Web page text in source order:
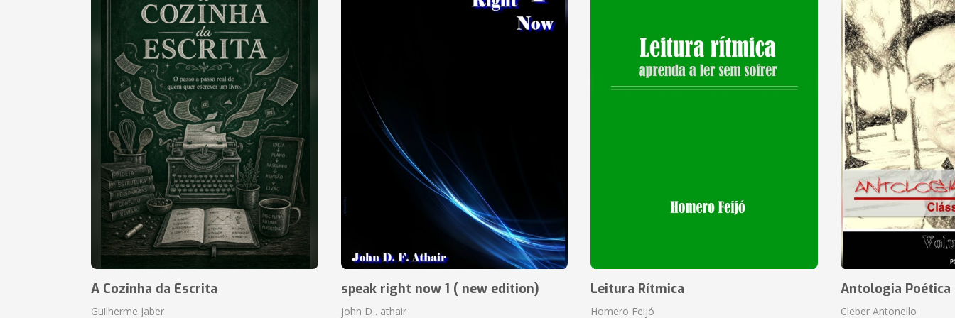
A Cozinha da Escrita
Guilherme Jaber
speak right now 1 ( new edition)
john D . athair
Leitura Rítmica
Homero Feijó
Antologia Poética
Cleber Antonello